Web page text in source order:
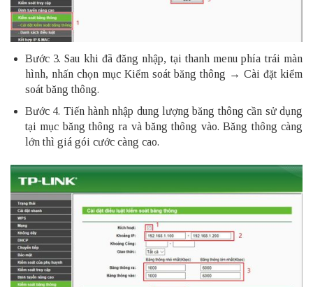
Bước 3. Sau khi đã đăng nhập, tại thanh menu phía trái màn
hình, nhấn chọn mục Kiểm soát băng thông → Cài đặt kiểm
soát băng thông.
Bước 4. Tiến hành nhập dung lượng băng thông cần sử dụng
tại mục băng thông ra và băng thông vào. Băng thông càng
lớn thì giá gói cước càng cao.